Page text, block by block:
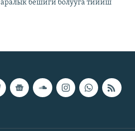
аралык бешиги болууга тийиш